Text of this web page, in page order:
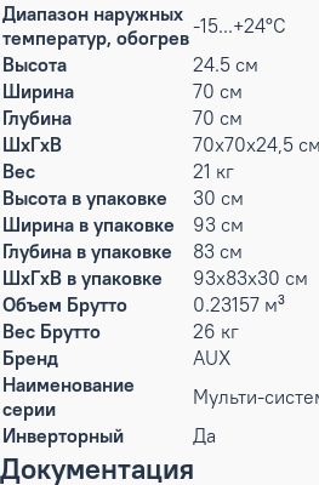
Диапазон наружных
температур, обогрев-15...+24°С
Высота
24.5 см
Ширина
70 см
Глубина
70 см
ШxГxВ
70x70x24,5 см
Вес
21 кг
Высота в упаковке
30 см
Ширина в упаковке
93 см
Глубина в упаковке
83 см
ШxГxВ в упаковке
93x83x30 см
Объем Брутто
0.23157 м³
Вес Брутто
26 кг
Бренд
AUX
Наименование
серии
Мульти-
Инверторный
Да
Документация